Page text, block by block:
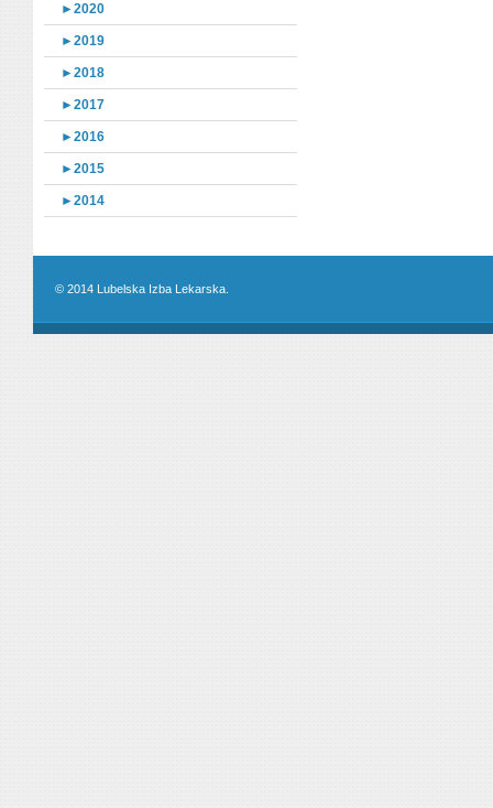
►2020
►2019
►2018
►2017
►2016
►2015
►2014
© 2014 Lubelska Izba Lekarska.